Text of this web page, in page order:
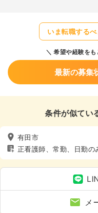
いま転職する
希望や経験をも
最新の募集
条件が似てい
有田市
正看護師、常勤、日勤
上
メ